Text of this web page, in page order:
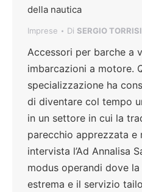
della nautica
Imprese Di SERGIO TORRISI
Accessori per barche a
imbarcazioni a motore.
specializzazione ha
di diventare col tempo
in un settore in cui la
parecchio apprezzata e
intervista l’Ad Annalisa
modus operandi dove
estrema e il servizio